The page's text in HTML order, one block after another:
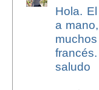
Hola.
a
saludo